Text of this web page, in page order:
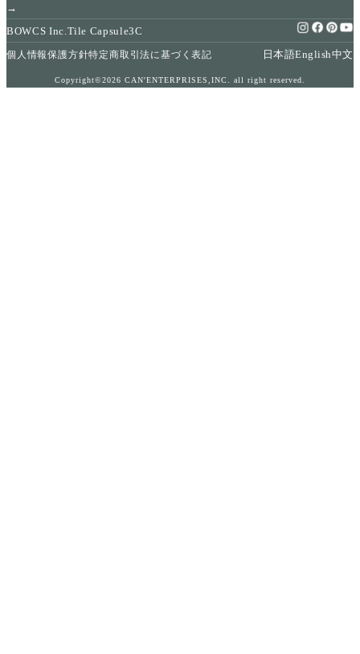
→
BOWCS Inc. Tile Capsule3C
個人情報保護方針特定商取引法に基づく表記 日本語English中文
Copyright©2026 CAN'ENTERPRISES,INC. all right reserved.